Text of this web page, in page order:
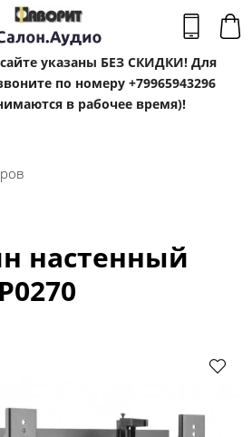
указаны БЕЗ СКИДКИ! Для
по номеру +79965943296
в рабочее время)!
настенный